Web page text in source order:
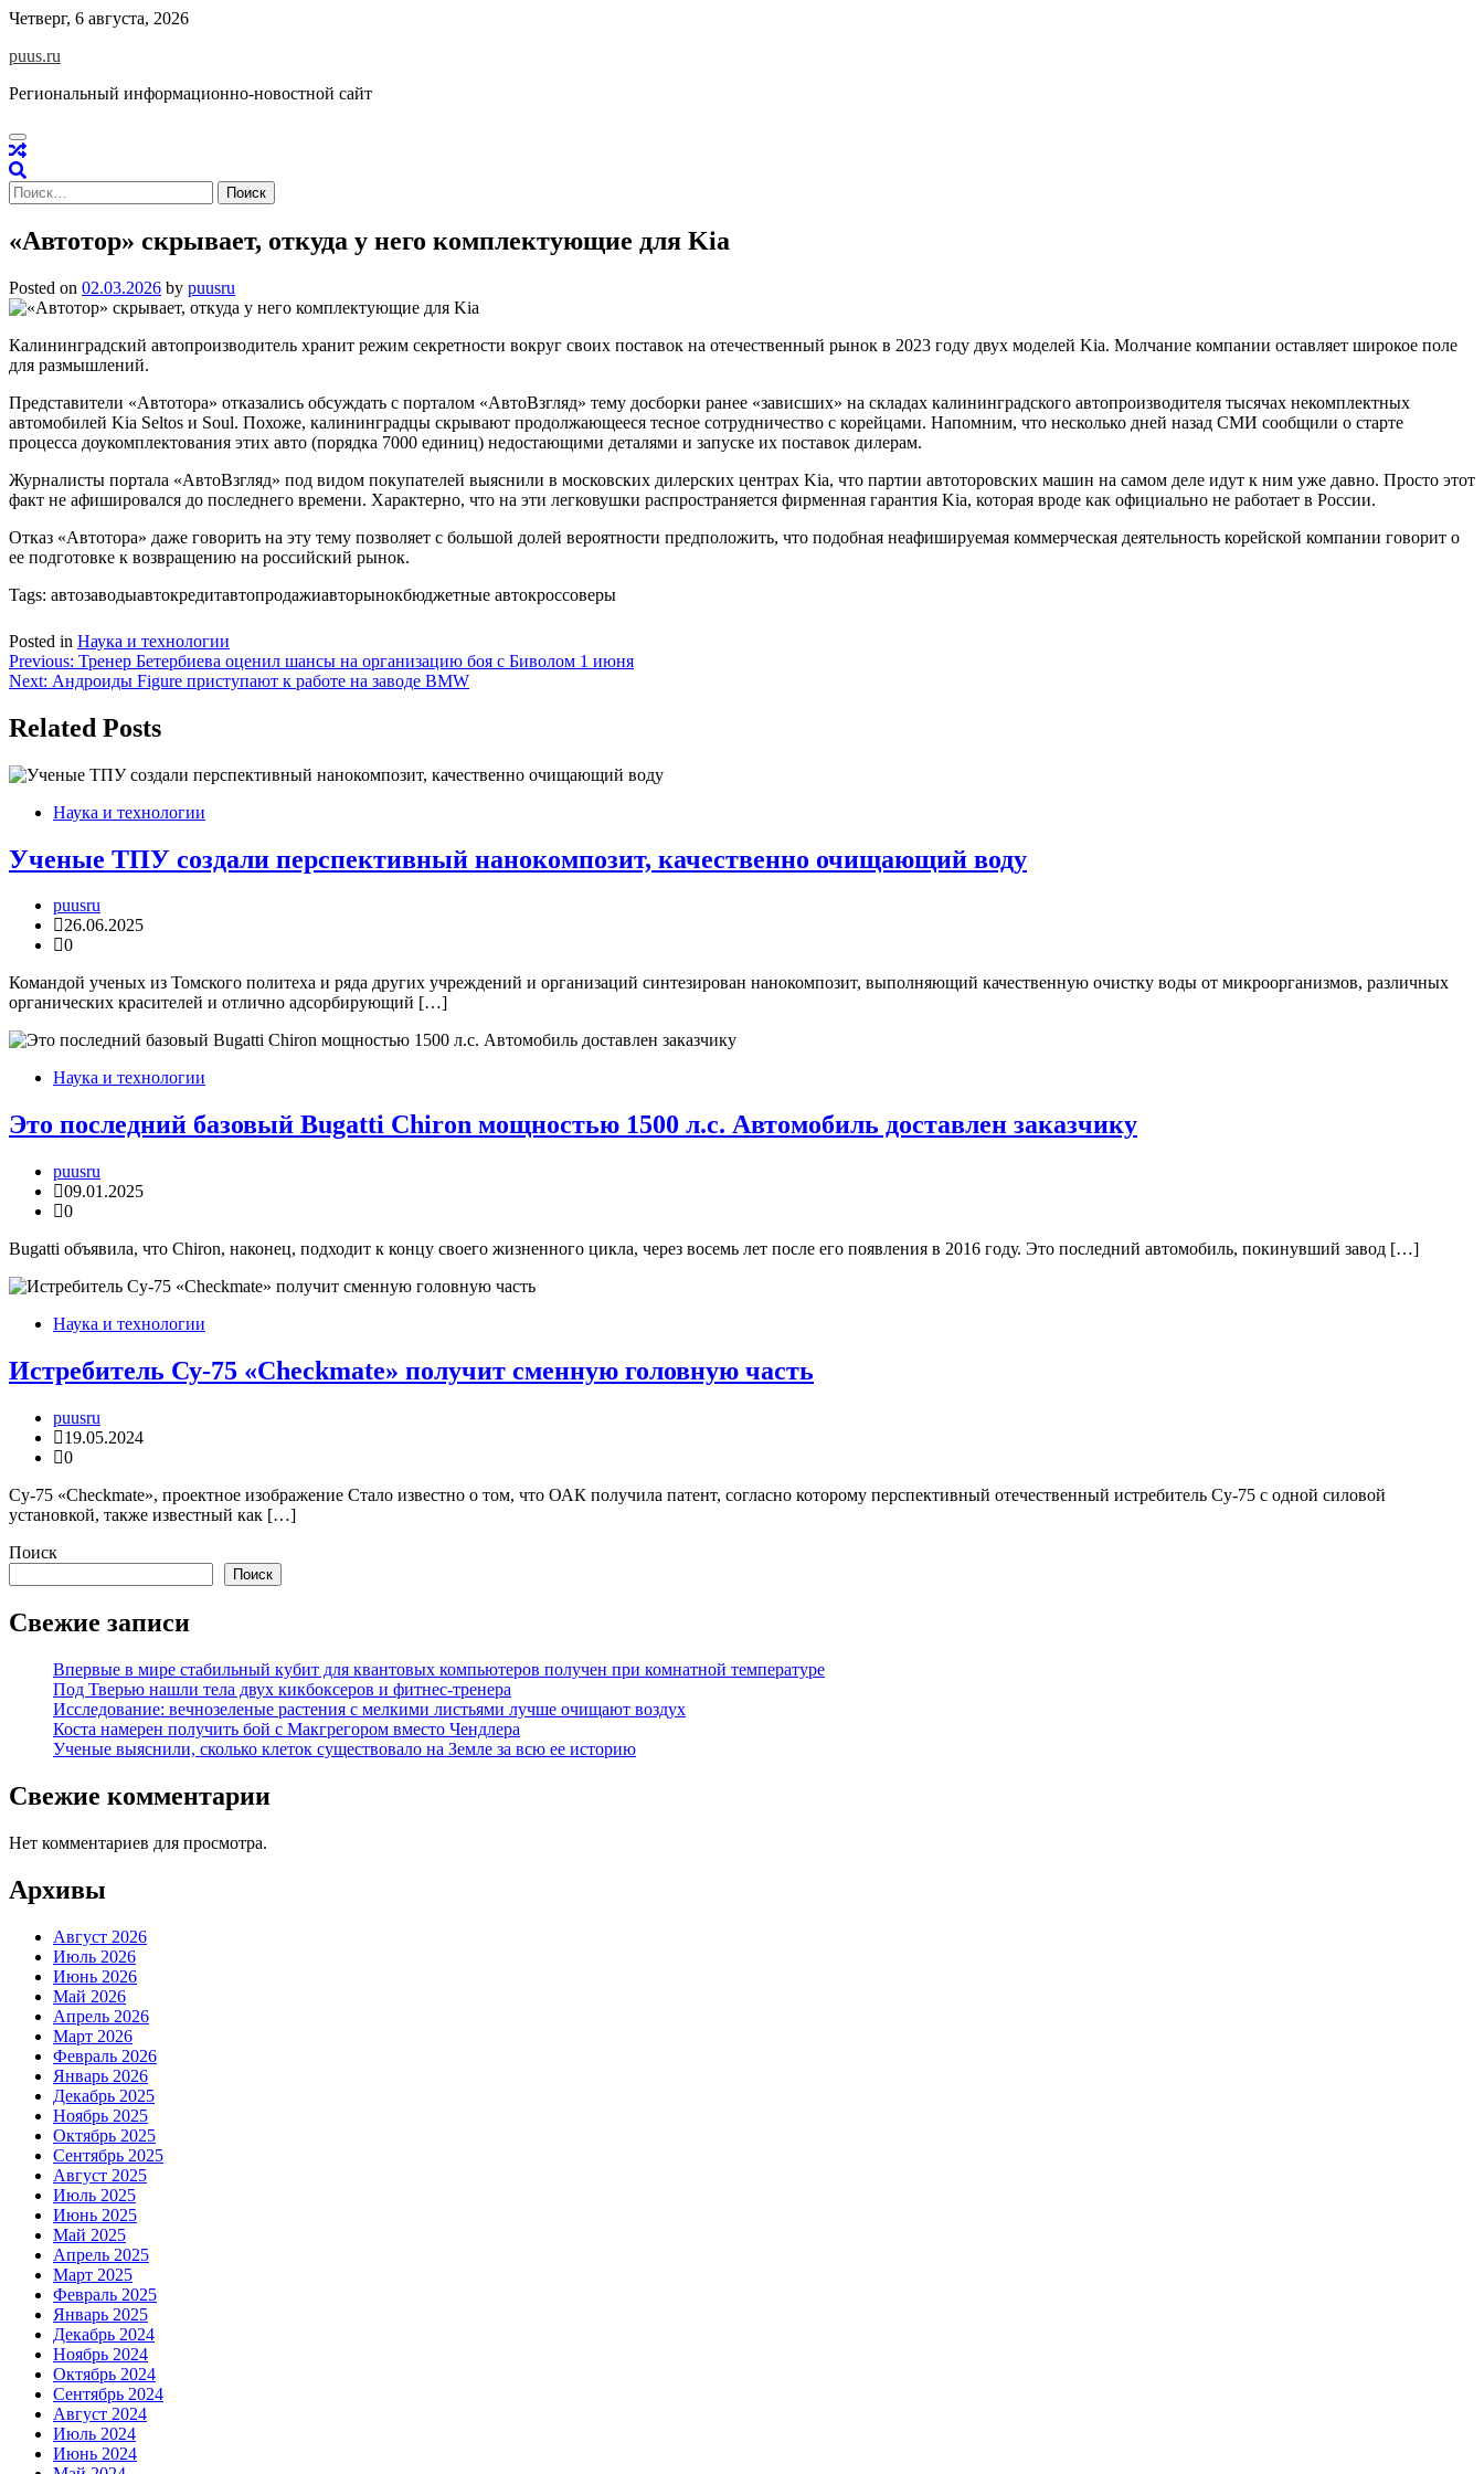
Skip
content
Четверг, 6 августа, 2026
puus.ru
Региональный информационно-новостной сайт
Найти:
«Автотор» скрывает, откуда у него комплектующие для Kia
Posted on 02.03.2026 by puusru
Калининградский автопроизводитель хранит режим секретности вокруг своих поставок на отечественный рынок в 2023 году двух моделей Kia. Молчание компании оставляет широкое поле
для размышлений.
Представители «Автотора» отказались обсуждать с порталом «АвтоВзгляд» тему досборки ранее «зависших» на складах калининградского автопроизводителя тысячах некомплектных
автомобилей Kia Seltos и Soul. Похоже, калининградцы скрывают продолжающееся тесное сотрудничество с корейцами. Напомним, что несколько дней назад СМИ сообщили о старте
процесса доукомплектования этих авто (порядка 7000 единиц) недостающими деталями и запуске их поставок дилерам.
Журналисты портала «АвтоВзгляд» под видом покупателей выяснили в московских дилерских центрах Kia, что партии автоторовских машин на самом деле идут к ним уже давно. Просто этот
факт не афишировался до последнего времени. Характерно, что на эти легковушки распространяется фирменная гарантия Kia, которая вроде как официально не работает в России.
Отказ «Автотора» даже говорить на эту тему позволяет с большой долей вероятности предположить, что подобная неафишируемая коммерческая деятельность корейской компании говорит о
ее подготовке к возвращению на российский рынок.
Tags: автозаводыавтокредитавтопродажиавторынокбюджетные автокроссоверы
Posted in Наука и технологии
Навигация
по
записям
Previous: Тренер Бетербиева оценил шансы на организацию боя с Биволом 1 июня
Next: Андроиды Figure приступают к работе на заводе BMW
Related Posts
Наука и технологии
Ученые ТПУ создали перспективный нанокомпозит, качественно очищающий воду
puusru
26.06.2025
0
Командой ученых из Томского политеха и ряда других учреждений и организаций синтезирован нанокомпозит, выполняющий качественную очистку воды от микроорганизмов, различных
органических красителей и отлично адсорбирующий […]
Наука и технологии
Это последний базовый Bugatti Chiron мощностью 1500 л.с. Автомобиль доставлен заказчику
puusru
09.01.2025
0
Bugatti объявила, что Chiron, наконец, подходит к концу своего жизненного цикла, через восемь лет после его появления в 2016 году. Это последний автомобиль, покинувший завод […]
Наука и технологии
Истребитель Су-75 «Checkmate» получит сменную головную часть
puusru
19.05.2024
0
Су-75 «Checkmate», проектное изображение Стало известно о том, что ОАК получила патент, согласно которому перспективный отечественный истребитель Су-75 с одной силовой
установкой, также известный как […]
Поиск
Поиск
Свежие записи
Впервые в мире стабильный кубит для квантовых компьютеров получен при комнатной температуре
Под Тверью нашли тела двух кикбоксеров и фитнес-тренера
Исследование: вечнозеленые растения с мелкими листьями лучше очищают воздух
Коста намерен получить бой с Макгрегором вместо Чендлера
Ученые выяснили, сколько клеток существовало на Земле за всю ее историю
Свежие комментарии
Нет комментариев для просмотра.
Архивы
Август 2026
Июль 2026
Июнь 2026
Май 2026
Апрель 2026
Март 2026
Февраль 2026
Январь 2026
Декабрь 2025
Ноябрь 2025
Октябрь 2025
Сентябрь 2025
Август 2025
Июль 2025
Июнь 2025
Май 2025
Апрель 2025
Март 2025
Февраль 2025
Январь 2025
Декабрь 2024
Ноябрь 2024
Октябрь 2024
Сентябрь 2024
Август 2024
Июль 2024
Июнь 2024